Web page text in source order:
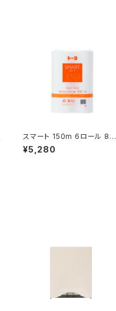
スマート 150m 6ロール 8入
(232180)
¥5,280